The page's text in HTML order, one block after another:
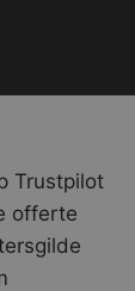
Trustpilot
offerte